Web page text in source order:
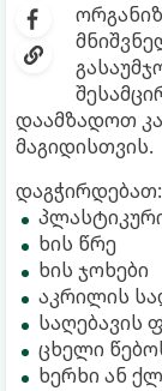
დაამზადოთ
მაგიდისთვის.
დაგჭირდებათ:
ხის წრე
ხის ჯოხები
აკრილის
საღებავის
ცხელი
ხერხი ან